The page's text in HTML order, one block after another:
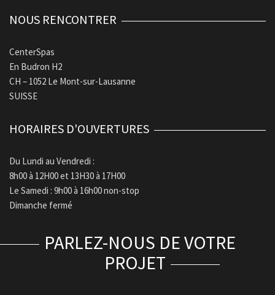
NOUS RENCONTRER
CenterSpas
En Budron H2
CH – 1052 Le Mont-sur-Lausanne
SUISSE
HORAIRES D'OUVERTURES
Du Lundi au Vendredi :
8h00 à 12H00 et 13H30 à 17H00
Le Samedi : 9h00 à 16h00 non-stop
Dimanche fermé
PARLEZ-NOUS DE VOTRE
PROJET